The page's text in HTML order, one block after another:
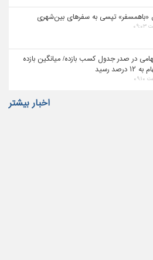
تپسی به سفرهای بین‌شهری
در صدر جدول کسب بازده/ میانگین بازده
رسید
اخبار بیشتر